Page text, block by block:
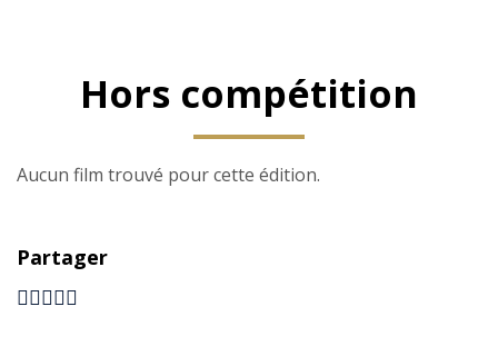
Hors compétition
Aucun film trouvé pour cette édition.
Partager